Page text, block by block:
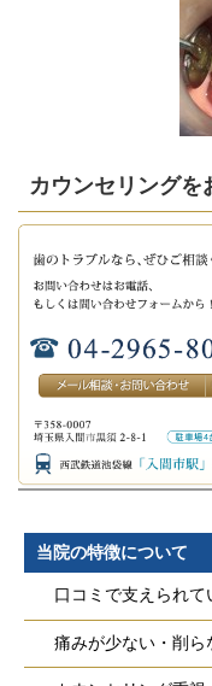
カウンセリングを
当院の特徴について
口コミで支えられて
痛みが少ない・削ら